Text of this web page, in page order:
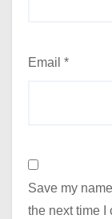
Email *
Save my
the next time I